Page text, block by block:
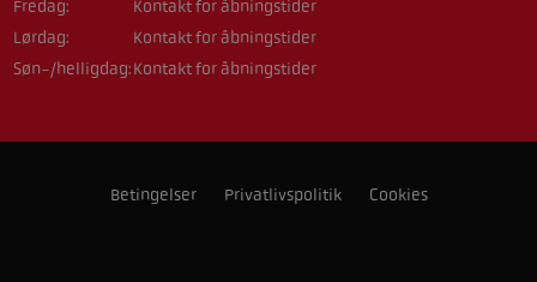
Fredag:
Kontakt for åbningstider
Lørdag:
Kontakt for åbningstider
Søn-/helligdag:Kontakt for åbningstider
Betingelser Privatlivspolitik Cookies